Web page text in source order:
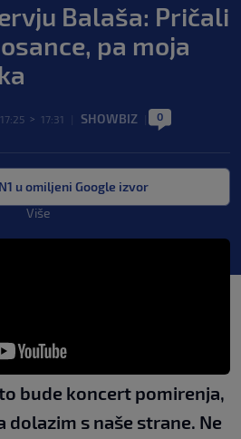
Balaša: Pričali
pa moja
> 17:31 SHOWBIZ 0
u omiljeni Google izvor
Više
bude koncert pomirenja,
dolazim s naše strane. Ne